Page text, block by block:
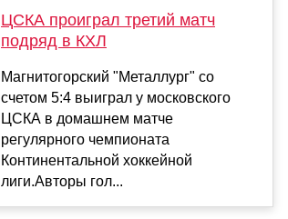
ЦСКА проиграл третий матч
подряд в КХЛ
Магнитогорский "Металлург" со
счетом 5:4 выиграл у московского
ЦСКА в домашнем матче
регулярного чемпионата
Континентальной хоккейной
лиги.Авторы гол...